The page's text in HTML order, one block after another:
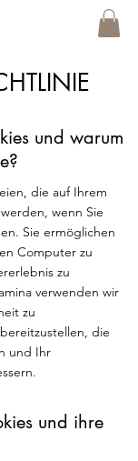
und warum
die auf Ihrem
wenn Sie
Sie ermöglichen
Computer zu
zu
verwenden wir
zu
die
und Ihr
und ihre